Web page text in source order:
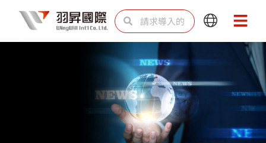
内
SearchSearch
Main
Menu
Main
Menu